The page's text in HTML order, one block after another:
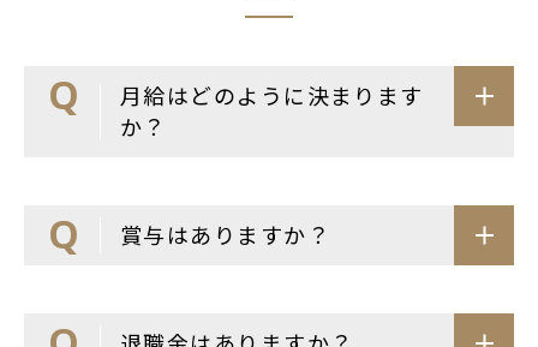
月給はどのように決まります
か？
賞与はありますか？